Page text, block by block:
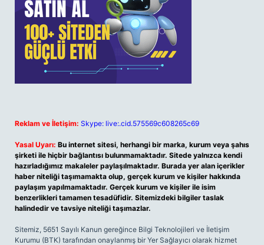
Reklam ve İletişim: Skype: live:.cid.575569c608265c69
Yasal Uyarı: Bu internet sitesi, herhangi bir marka, kurum veya şahıs
şirketi ile hiçbir bağlantısı bulunmamaktadır. Sitede yalnızca kendi
hazırladığımız makaleler paylaşılmaktadır. Burada yer alan içerikler
haber niteliği taşımamakta olup, gerçek kurum ve kişiler hakkında
paylaşım yapılmamaktadır. Gerçek kurum ve kişiler ile isim
benzerlikleri tamamen tesadüfidir. Sitemizdeki bilgiler taslak
halindedir ve tavsiye niteliği taşımazlar.
Sitemiz, 5651 Sayılı Kanun gereğince Bilgi Teknolojileri ve İletişim
Kurumu (BTK) tarafından onaylanmış bir Yer Sağlayıcı olarak hizmet